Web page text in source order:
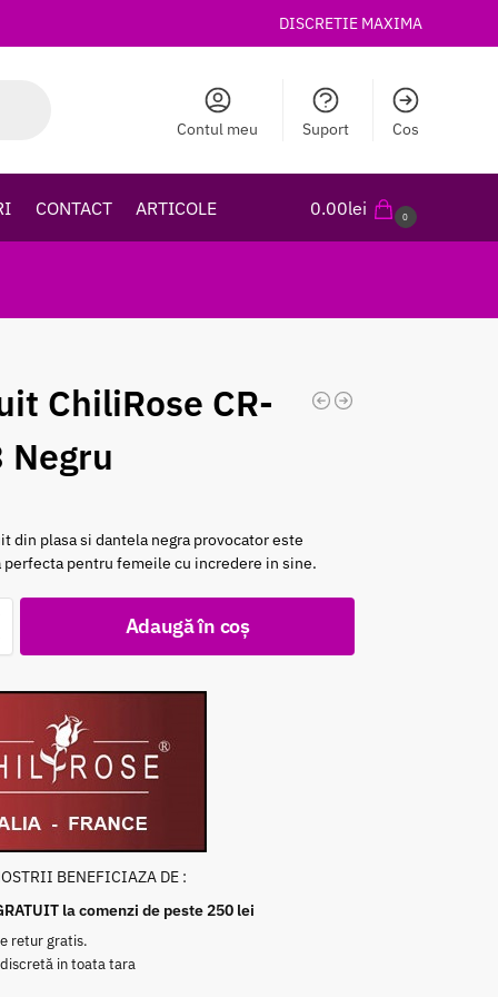
DISCRETIE MAXIMA
Contul meu Suport Cos
CONTACT ARTICOLE 0.00lei 0
ChiliRose CR-
Negru
din plasa si dantela negra provocator este
perfecta pentru femeile cu incredere in sine.
Adaugă în coș
BENEFICIAZA DE :
la comenzi de peste 250 lei
retur gratis.
in toata tara